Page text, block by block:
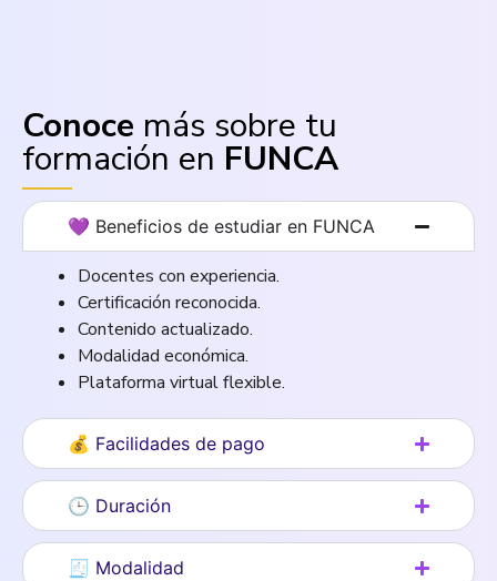
Conoce más sobre tu
formación en FUNCA
💜 Beneficios de estudiar en FUNCA
Docentes con experiencia.
Certificación reconocida.
Contenido actualizado.
Modalidad económica.
Plataforma virtual flexible.
💰 Facilidades de pago
🕒 Duración
🧾 Modalidad